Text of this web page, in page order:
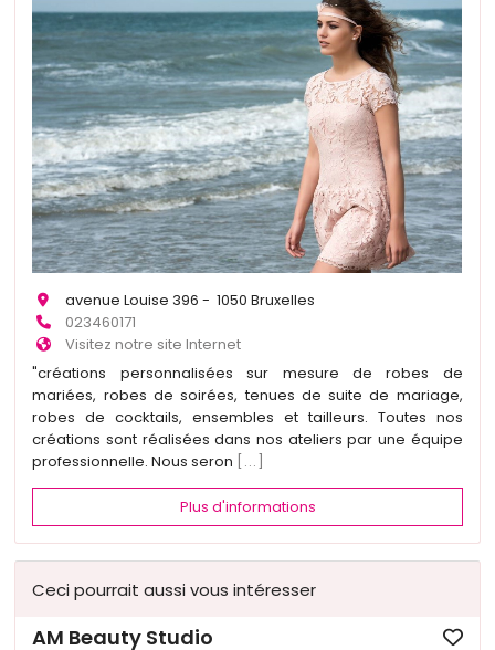
avenue Louise 396 - 1050 Bruxelles
023460171
Visitez notre site Internet
"créations personnalisées sur mesure de robes de
mariées, robes de soirées, tenues de suite de mariage,
robes de cocktails, ensembles et tailleurs. Toutes nos
créations sont réalisées dans nos ateliers par une équipe
professionnelle. Nous seron
[...]
Plus d'informations
Ceci pourrait aussi vous intéresser
AM Beauty Studio